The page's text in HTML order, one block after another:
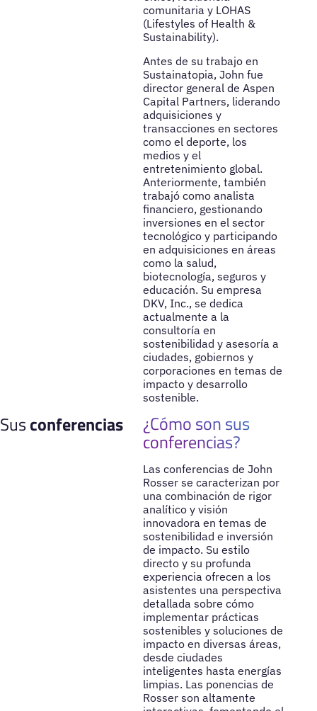
comunitaria y LOHAS
(Lifestyles of Health &
Sustainability).
Antes de su trabajo en
Sustainatopia, John fue
director general de Aspen
Capital Partners, liderando
adquisiciones y
transacciones en sectores
como el deporte, los
medios y el
entretenimiento global.
Anteriormente, también
trabajó como analista
financiero, gestionando
inversiones en el sector
tecnológico y participando
en adquisiciones en áreas
como la salud,
biotecnología, seguros y
educación. Su empresa
DKV, Inc., se dedica
actualmente a la
consultoría en
sostenibilidad y asesoría a
ciudades, gobiernos y
corporaciones en temas de
impacto y desarrollo
sostenible.
Susconferencias ¿Cómo son sus
conferencias?
Las conferencias de John
Rosser se caracterizan por
una combinación de rigor
analítico y visión
innovadora en temas de
sostenibilidad e inversión
de impacto. Su estilo
directo y su profunda
experiencia ofrecen a los
asistentes una perspectiva
detallada sobre cómo
implementar prácticas
sostenibles y soluciones de
impacto en diversas áreas,
desde ciudades
inteligentes hasta energías
limpias. Las ponencias de
Rosser son altamente